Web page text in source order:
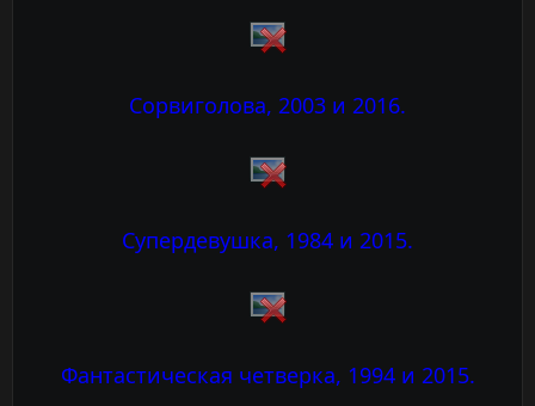
Сорвиголова, 2003 и 2016.
Супердевушка, 1984 и 2015.
Фантастическая четверка, 1994 и 2015.